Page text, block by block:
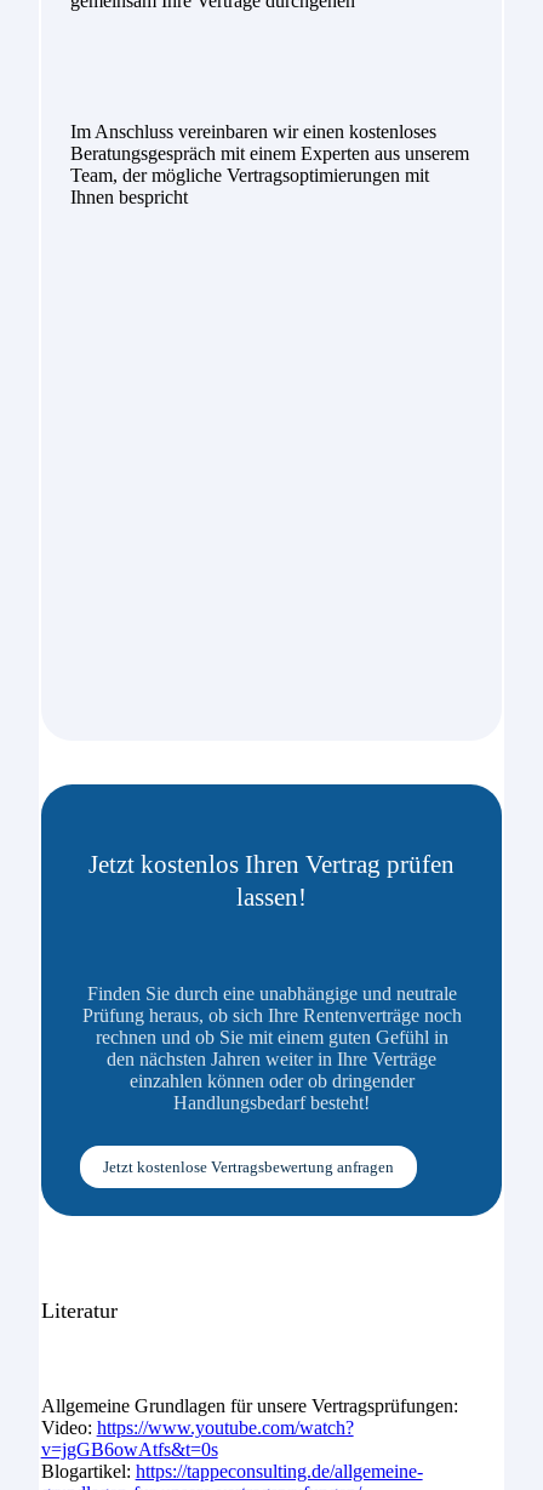
Im Anschluss vereinbaren wir einen kostenloses
Beratungsgespräch mit einem Experten aus unserem
Team, der mögliche Vertragsoptimierungen mit
Ihnen bespricht
Jetzt kostenlos Ihren Vertrag prüfen
lassen!
Finden Sie durch eine unabhängige und neutrale
Prüfung heraus, ob sich Ihre Rentenverträge noch
rechnen und ob Sie mit einem guten Gefühl in
den nächsten Jahren weiter in Ihre Verträge
einzahlen können oder ob dringender
Handlungsbedarf besteht!
Jetzt kostenlose Vertragsbewertung anfragen
Literatur
Allgemeine Grundlagen für unsere Vertragsprüfungen:
Video: https://www.youtube.com/watch?
v=jgGB6owAtfs&t=0s
Blogartikel: https://tappeconsulting.de/allgemeine-